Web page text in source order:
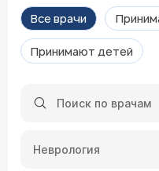
Все врачи
Принимают детей
Неврология